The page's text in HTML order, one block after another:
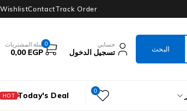
Track Order
Contact
Wishlist
حسابي
تسجيل الدخول
0 سلة المشتريات
0,00 EGP
0
Today's Deal
HOT